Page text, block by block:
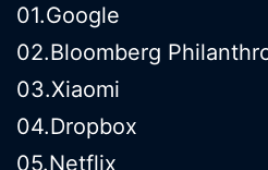
01.Google
02.Bloomberg
03.Xiaomi
04.Dropbox
05.Netflix